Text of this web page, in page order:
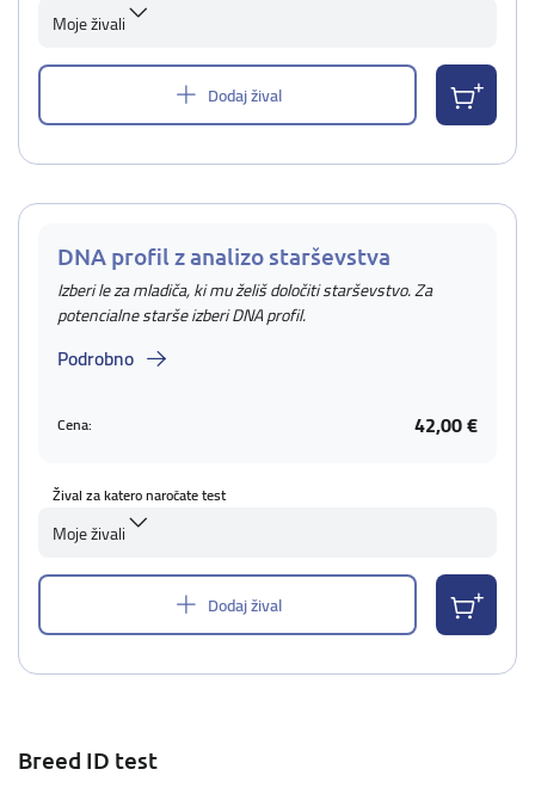
Moje živali
Dodaj žival
DNA profil z analizo starševstva
Izberi le za mladiča, ki mu želiš določiti starševstvo. Za
potencialne starše izberi DNA profil.
Podrobno
Cena: 42,00 €
Žival za katero naročate test
Moje živali
Dodaj žival
Breed ID test